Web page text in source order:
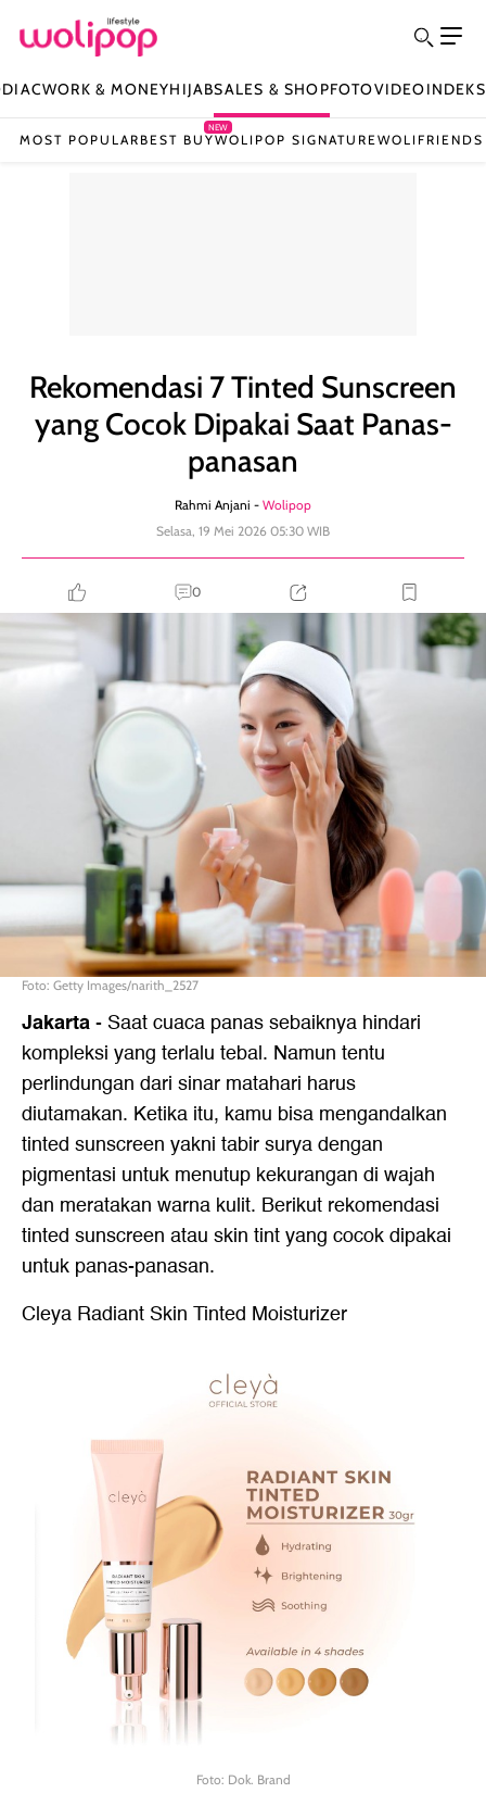
WORK & MONEYHIJABSALES & SHOPFOTOVIDEOINDEKS
MOST POPULAR BEST BUY
NEW
WOLIPOP SIGNATUREWOLIFRIENDS
Rekomendasi 7 Tinted Sunscreen
yang Cocok Dipakai Saat Panas-
panasan
Rahmi Anjani - Wolipop
Selasa, 19 Mei 2026 05:30 WIB
0
Foto: Getty Images/narith_2527
Jakarta- Saat cuaca panas sebaiknya hindari
kompleksi yang terlalu tebal. Namun tentu
perlindungan dari sinar matahari harus
diutamakan. Ketika itu, kamu bisa mengandalkan
tinted sunscreen yakni tabir surya dengan
pigmentasi untuk menutup kekurangan di wajah
dan meratakan warna kulit. Berikut rekomendasi
tinted sunscreen atau skin tint yang cocok dipakai
untuk panas-panasan.
Cleya Radiant Skin Tinted Moisturizer
Foto: Dok. Brand